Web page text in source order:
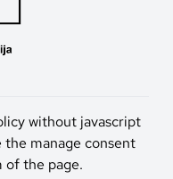
without javascript
the manage consent
the page.